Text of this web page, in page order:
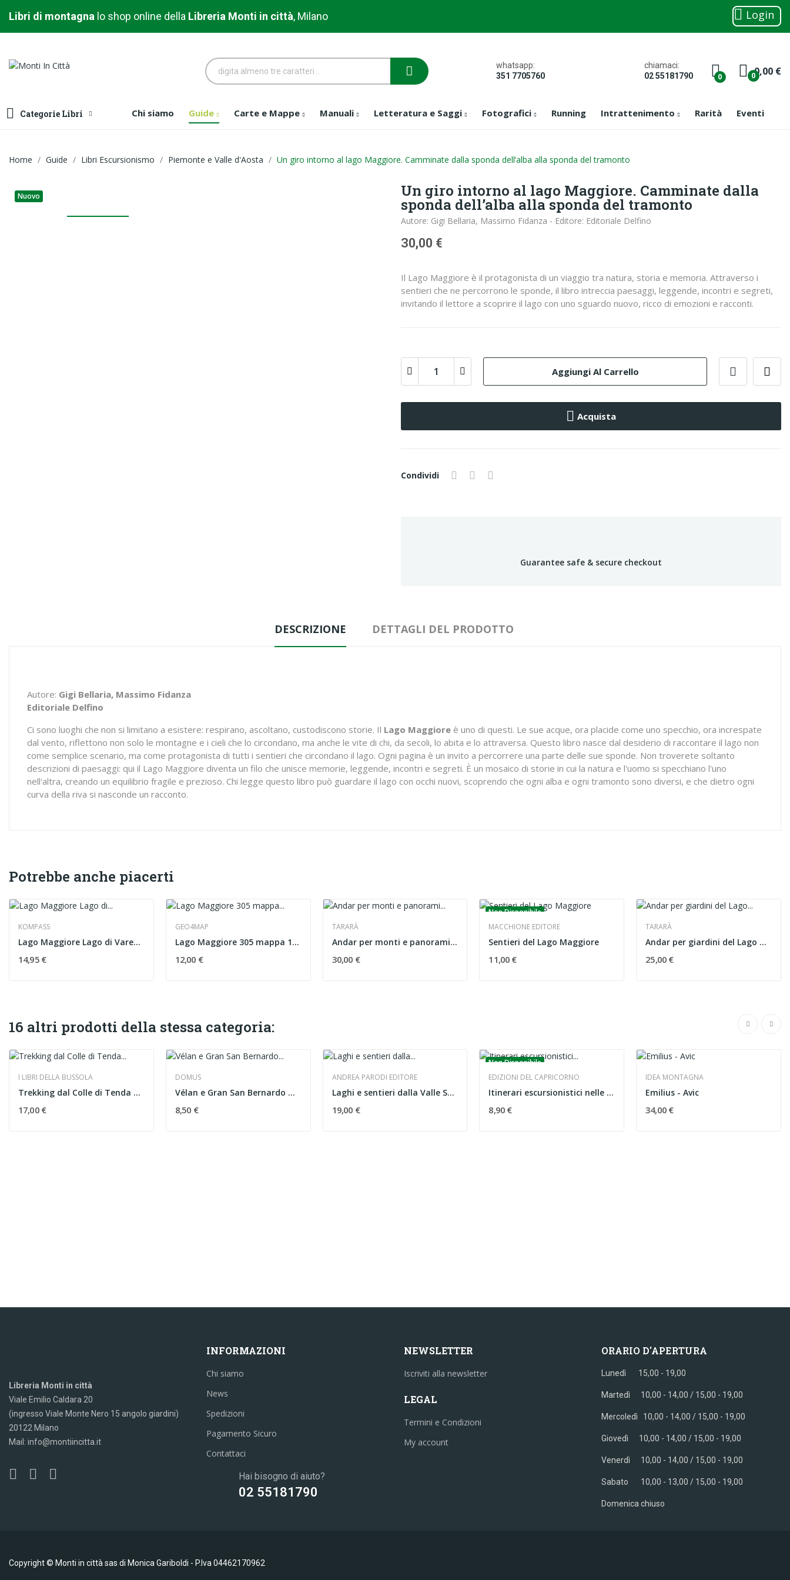
Libri di montagna o shop online della Libreria Monti in città, Milano Login
whatsapp:
351 7705760
chiamaci:
02 55181790
0 0,00 €
0
Categorie Libri Chi siamo Guide Carte e Mappe Manuali Letteratura e Saggi Fotografici Running Intrattenimento Rarità Eventi
Home Guide Libri Escursionismo Piemonte e Valle d'Aosta Un giro intorno al lago Maggiore. Camminate dalla sponda dell’alba alla sponda del tramonto
Nuovo Un giro intorno al lago Maggiore. Camminate dalla
sponda dell’alba alla sponda del tramonto
Autore: Gigi Bellaria, Massimo Fidanza - Editore: Editoriale Delfino
30,00 €
Il Lago Maggiore è il protagonista di un viaggio tra natura, storia e memoria. Attraverso i
sentieri che ne percorrono le sponde, il libro intreccia paesaggi, leggende, incontri e segreti,
invitando il lettore a scoprire il lago con uno sguardo nuovo, ricco di emozioni e racconti.
Aggiungi Al Carrello
Acquista
Condividi
Guarantee safe & secure checkout
DESCRIZIONE DETTAGLI DEL PRODOTTO
Autore: Gigi Bellaria, Massimo Fidanza
Editoriale Delfino
Ci sono luoghi che non si limitano a esistere: respirano, ascoltano, custodiscono storie. Il Lago Maggiore è uno di questi. Le sue acque, ora placide come uno specchio, ora increspate
dal vento, riflettono non solo le montagne e i cieli che lo circondano, ma anche le vite di chi, da secoli, lo abita e lo attraversa. Questo libro nasce dal desiderio di raccontare il lago non
come semplice scenario, ma come protagonista di tutti i sentieri che circondano il lago. Ogni pagina è un invito a percorrere una parte delle sue sponde. Non troverete soltanto
descrizioni di paesaggi: qui il Lago Maggiore diventa un filo che unisce memorie, leggende, incontri e segreti. È un mosaico di storie in cui la natura e l'uomo si specchiano l'uno
nell'altra, creando un equilibrio fragile e prezioso. Chi legge questo libro può guardare il lago con occhi nuovi, scoprendo che ogni alba e ogni tramonto sono diversi, e che dietro ogni
curva della riva si nasconde un racconto.
Potrebbe anche piacerti
KOMPASS
Lago Maggiore Lago di Varese 90 carta 1:50000
14,95 €
GEO4MAP
Lago Maggiore 305 mappa 1:25000
12,00 €
TARARÀ
Andar per monti e panorami del Lago Maggiore
30,00 €
Non Disponibile
MACCHIONE EDITORE
Sentieri del Lago Maggiore
11,00 €
TARARÀ
Andar per giardini del Lago Maggiore
25,00 €
16 altri prodotti della stessa categoria:
I LIBRI DELLA BUSSOLA
Trekking dal Colle di Tenda al Colle di Nava
17,00 €
DOMUS
Vélan e Gran San Bernardo Meridiani Montagne
8,50 €
ANDREA PARODI EDITORE
Laghi e sentieri dalla Valle Stura alla Valle Po
19,00 €
Non Disponibile
EDIZIONI DEL CAPRICORNO
Itinerari escursionistici nelle Alpi Liguri e...
8,90 €
IDEA MONTAGNA
Emilius - Avic
34,00 €
Libreria Monti in città
Viale Emilio Caldara 20
(ingresso Viale Monte Nero 15 angolo giardini)
20122 Milano
Mail: info@montiincitta.it
INFORMAZIONI
Chi siamo
News
Spedizioni
Pagamento Sicuro
Contattaci
Hai bisogno di aiuto?
02 55181790
NEWSLETTER
Iscriviti alla newsletter
LEGAL
Termini e Condizioni
My account
ORARIO D'APERTURA
Lunedì 15,00 - 19,00
Martedì 10,00 - 14,00 / 15,00 - 19,00
Mercoledì 10,00 - 14,00 / 15,00 - 19,00
Giovedì 10,00 - 14,00 / 15,00 - 19,00
Venerdì 10,00 - 14,00 / 15,00 - 19,00
Sabato 10,00 - 13,00 / 15,00 - 19,00
Domenica chiuso
Copyright © Monti in città sas di Monica Gariboldi - P.Iva 04462170962